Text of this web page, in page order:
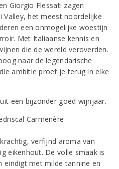
Giorgio Flessati zagen
Valley, het meest noordelijke
een onmogelijke woestijn
Met Italiaanse kennis en
die de wereld veroverden.
naar de legendarische
ambitie proef je terug in elke
een bijzonder goed wijnjaar.
verfijnd aroma van
eikenhout. De volle smaak is
eindigt met milde tannine en